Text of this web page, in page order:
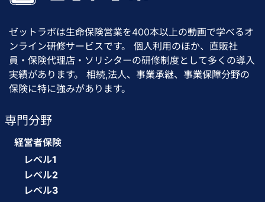
ゼットラボは生命保険営業を400本以上の動画で学べるオ
ンライン研修サービスです。 個人利用のほか、直販社
員・保険代理店・ソリシターの研修制度として多くの導入
実績があります。 相続,法人、事業承継、事業保障分野の
保険に特に強みがあります。
専門分野
経営者保険
レベル1
レベル2
レベル3